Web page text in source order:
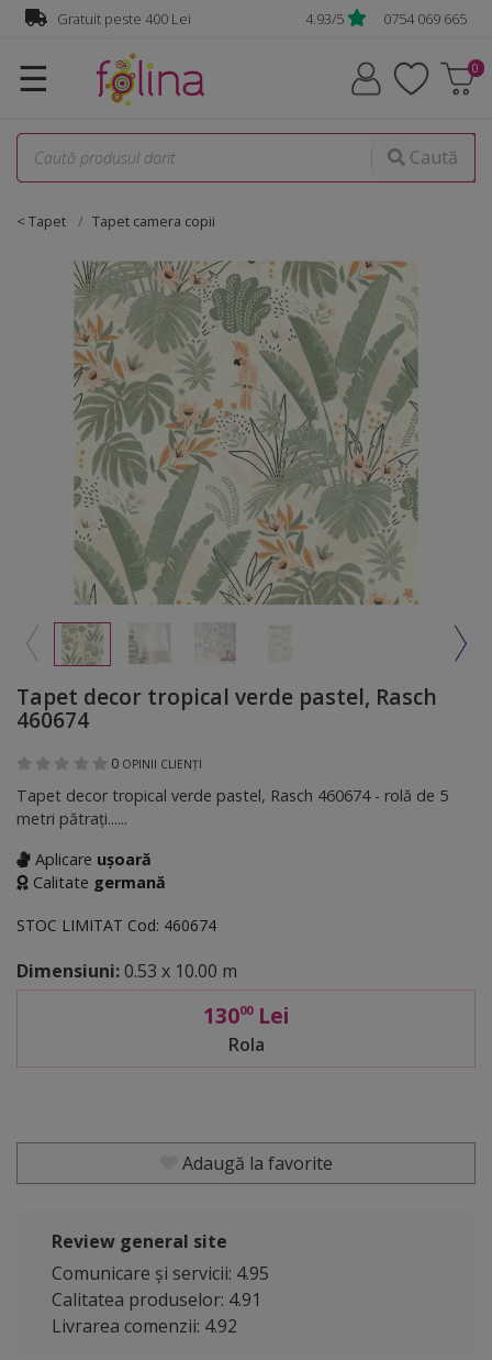
Gratuit peste 400 Lei 4.93/5 0754 069 665
☰
Caută
< Tapet Tapet camera copii
Tapet decor tropical verde pastel, Rasch
460674
0 OPINII CLIENȚI
Tapet decor tropical verde pastel, Rasch 460674 - rolă de 5
metri pătraţi......
Aplicare ușoară
Calitate germană
STOC LIMITAT Cod: 460674
Dimensiuni:0.53 x 10.00 m
13000Lei
Rola
Adaugă la favorite
Review general site
Comunicare și servicii: 4.95
Calitatea produselor: 4.91
Livrarea comenzii: 4.92